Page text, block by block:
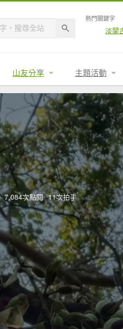
熱門關鍵字
淡蘭
山友分享 主題活動
7,084次點閱 11次拍手